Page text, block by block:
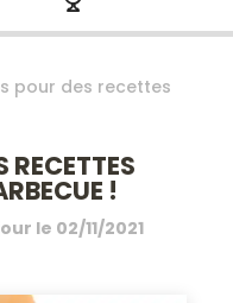
pour des recettes
RECETTES
!
le 02/11/2021